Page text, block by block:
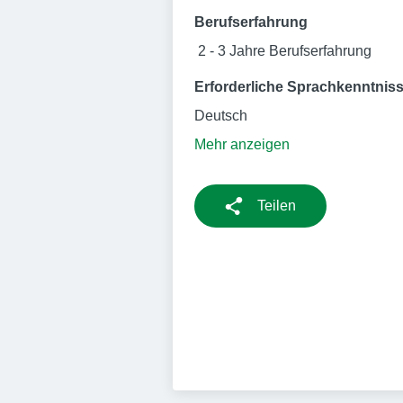
Berufserfahrung
2 - 3 Jahre Berufserfahrung
Erforderliche
Deutsch
Mehr anzeigen
Teilen